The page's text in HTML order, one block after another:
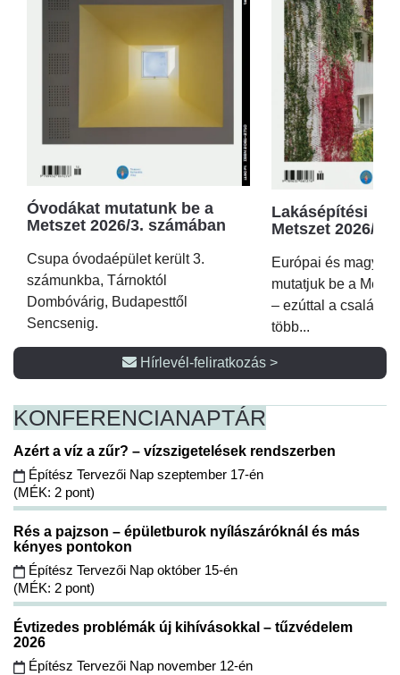
Óvodákat mutatunk be a
Metszet 2026/3. számában
Csupa óvodaépület került 3.
számunkba, Tárnoktól
Dombóvárig, Budapesttől
Sencsenig.
Lakásépítési
Metszet 2026/2.
Európai és magyar
mutatjuk be a
– ezúttal a családi
több...
Hírlevél-feliratkozás >
KONFERENCIANAPTÁR
Azért a víz a zűr? – vízszigetelések rendszerben
Építész Tervezői Nap szeptember 17-én
(MÉK: 2 pont)
Rés a pajzson – épületburok nyílászáróknál és más
kényes pontokon
Építész Tervezői Nap október 15-én
(MÉK: 2 pont)
Évtizedes problémák új kihívásokkal – tűzvédelem
2026
Építész Tervezői Nap november 12-én